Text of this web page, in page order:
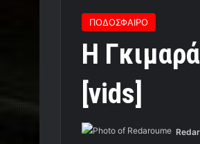
ΠΟΔΟΣΦΑΙΡΟ
Η
[vids]